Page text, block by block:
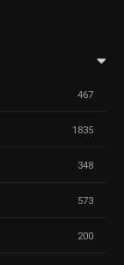
467
1835
348
573
200